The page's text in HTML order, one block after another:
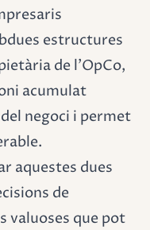
estructures
de l'OpCo,
acumulat
negoci i permet
aquestes dues
de
valuoses que pot